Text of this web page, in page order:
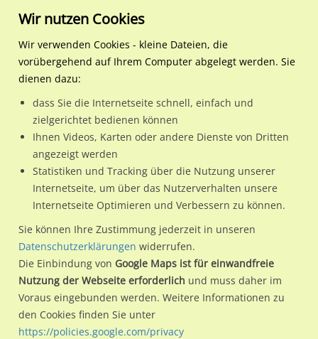
Regionale Plakatwerbung Niedersachsen
BarßelFriesoyther Str. 9 / Sto. 2
Friesoyther Str. 9 / Sto. 2
26676 / Barßel
Nutze günstige Werbemöglichkeiten am Standort
Friesoyther Str. 9 / Sto. 2 in Barßel.
Wir erheben für jede unserer Werbeflächen individuelle und
aktuelleStandortinformationenundLeistungswerte
kannst du dich schon vor der Buchung im Detail über den
Standort, seine Reichweite und Werbewirkung sowie
eventuelle Beschränkungen in den zugelassenen
Werbeinhalten informieren.
Wir nutzen Cookies
Wir verwenden Cookies - kleine Dateien, die
vorübergehend auf Ihrem Computer abgelegt werden. Sie
dienen dazu:
dass Sie die Internetseite schnell, einfach und
zielgerichtet bedienen können
Ihnen Videos, Karten oder andere Dienste von Dritten
angezeigt werden
Statistiken und Tracking über die Nutzung unserer
Internetseite, um über das Nutzerverhalten unsere
Internetseite Optimieren und Verbessern zu können.
Sie können Ihre Zustimmung jederzeit in unseren
Datenschutzerklärungen widerrufen.
Die Einbindung von Google Maps ist für einwandfreie
Nutzung der Webseite erforderlich und muss daher im
Voraus eingebunden werden. Weitere Informationen zu
den Cookies finden Sie unter
https://policies.google.com/privacy